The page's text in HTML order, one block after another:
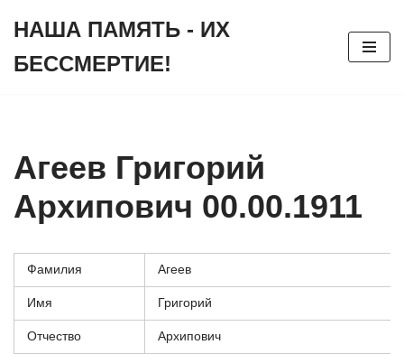
к
НАША ПАМЯТЬ - ИХ
БЕССМЕРТИЕ!
Агеев Григорий
Архипович 00.00.1911
Фамилия Агеев
Имя Григорий
Отчество Архипович